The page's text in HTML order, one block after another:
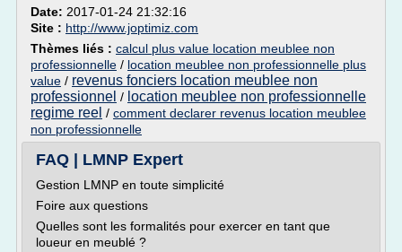
Date: 2017-01-24 21:32:16
Site : http://www.joptimiz.com
Thèmes liés : calcul plus value location meublee non
professionnelle / location meublee non professionnelle plus
value / revenus fonciers location meublee non
professionnel / location meublee non professionnelle
regime reel / comment declarer revenus location meublee
non professionnelle
FAQ | LMNP Expert
Gestion LMNP en toute simplicité
Foire aux questions
Quelles sont les formalités pour exercer en tant que
loueur en meublé ?